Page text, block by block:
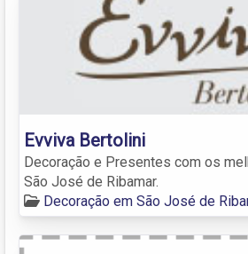
Evviva Bertolini
Decoração e Presentes com os
São José de Ribamar.
Decoração em São José de